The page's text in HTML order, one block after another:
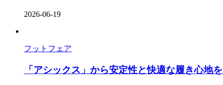
2026-06-19
フットフェア
「アシックス」から安定性と快適な履き心地